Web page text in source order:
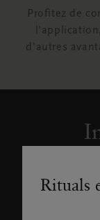
Rituals
Profitez de
d’autres